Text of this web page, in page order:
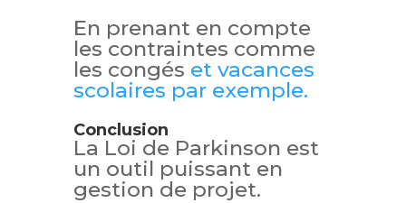
En prenant en compte
les contraintes comme
les congés et vacances
scolaires par exemple.
Conclusion
La Loi de Parkinson est
un outil puissant en
gestion de projet.